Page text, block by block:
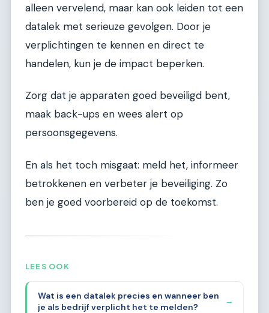
alleen vervelend, maar kan ook leiden tot een
datalek met serieuze gevolgen. Door je
verplichtingen te kennen en direct te
handelen, kun je de impact beperken.
Zorg dat je apparaten goed beveiligd bent,
maak back-ups en wees alert op
persoonsgegevens.
En als het toch misgaat: meld het, informeer
betrokkenen en verbeter je beveiliging. Zo
ben je goed voorbereid op de toekomst.
LEES OOK
Wat is een datalek precies en wanneer ben
je als bedrijf verplicht het te melden?
→